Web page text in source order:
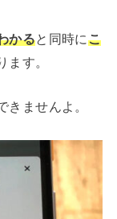
かると同時にこ
ます。
きませんよ。